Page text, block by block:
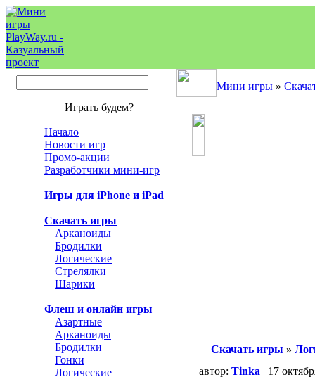
Мини игры »
Играть будем?
Начало
Новости игр
Промо-акции
Разработчики мини-игр
Игры для iPhone и iPad
Скачать игры
Арканоиды
Бродилки
Логические
Стрелялки
Шарики
Флеш и онлайн игры
Азартные
Арканоиды
Бродилки
Гонки
Логические
Скачать игры »
автор: Tinka | 17